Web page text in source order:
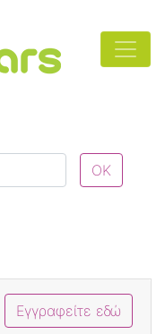
Εγγραφείτε εδώ